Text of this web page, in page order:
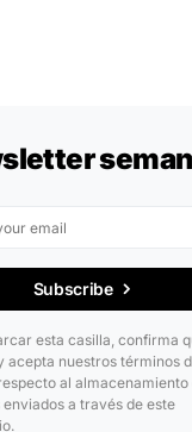
Subscribe
esta casilla, confirma
acepta nuestros términos
al almacenamiento
enviados a través de este